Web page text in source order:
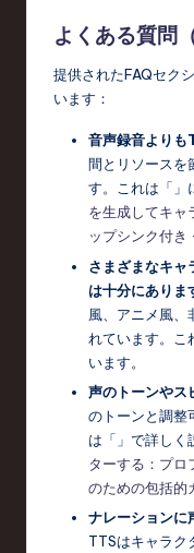
よくある質問
提供されたFAQセク
います：
音声録音よりも
間とリソースを
す。これは「」
を生成してキャ
ップシンク付き
さまざまなキャ
は十分にありま
風、アニメ風、
れています。こ
います。
声のトーンやス
のトーンと調整
は「」で詳しく
ターする：プロ
のための包括
ナレーションに
TTSはキャラク